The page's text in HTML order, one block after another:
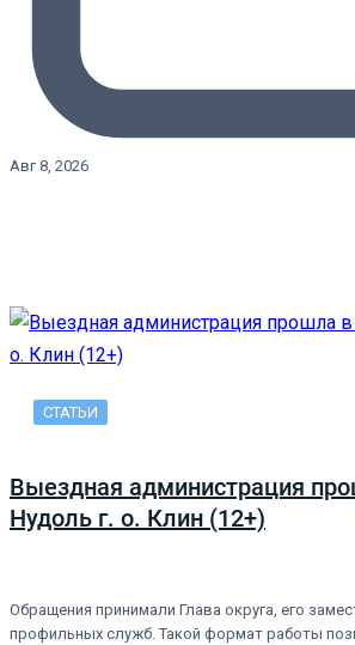
Авг 8, 2026
СТАТЬИ
Выездная администрация
Нудоль г. о. Клин (12+)
Обращения принимали Глава округа, его
профильных служб. Такой формат работы